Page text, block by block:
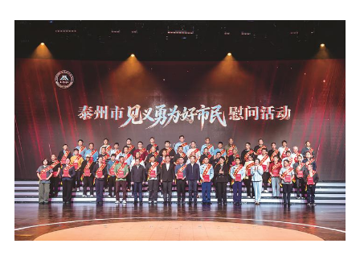
工作动态
理论武装
理论学习 宣传宣讲 研究阐释
哲学社科
社科强省 工作通知
成果集萃
江苏文脉
资料下载
新闻宣传